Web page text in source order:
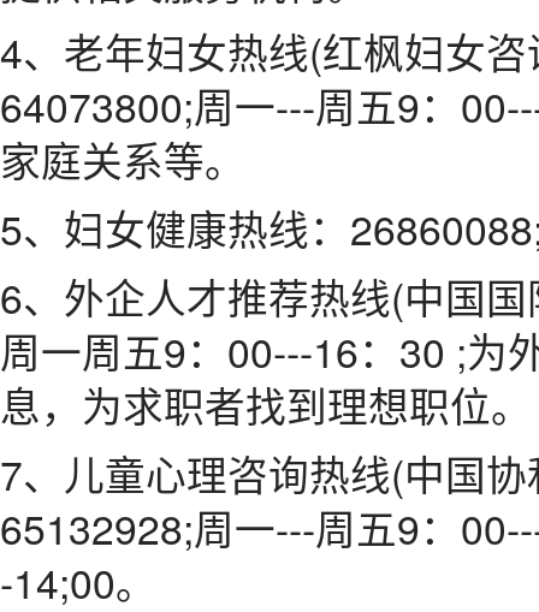
4、老年妇女热线(红枫妇女
64073800;周一---周五9：
家庭关系等。
5、妇女健康热线：
6、外企人才推荐热线(中国
周一周五9：00---16：30 ;为
息，为求职者找到理想职位。
7、儿童心理咨询热线(中国
65132928;周一---周五9：
-14;00。